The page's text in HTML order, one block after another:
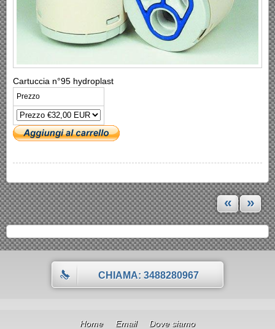
Cartuccia n°95 hydroplast
Prezzo
« »
CHIAMA: 3488280967
Home Email Dove siamo